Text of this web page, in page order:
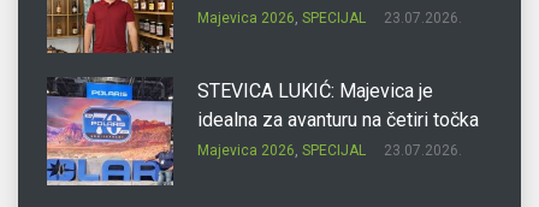
Majevica 2026, SPECIJAL 23.07.2026.
STEVICA LUKIĆ: Majevica je
idealna za avanturu na četiri točka
Majevica 2026, SPECIJAL 23.07.2026.